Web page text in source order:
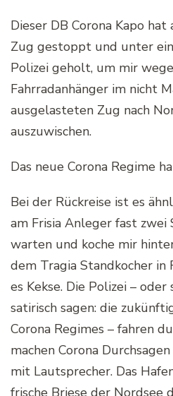
Dieser DB Corona Kapo
Zug gestoppt und unter
Polizei geholt, um mir
Fahrradanhänger im nicht
ausgelasteten Zug nach
auszuwischen.
Das neue Corona Regime
Bei der Rückreise ist es
am Frisia Anleger fast
warten und koche mir
dem Tragia Standkocher in
es Kekse. Die Polizei –
satirisch sagen: die
Corona Regimes – fahren
machen Corona
mit Lautsprecher. Das
frische Briese der Nordsee